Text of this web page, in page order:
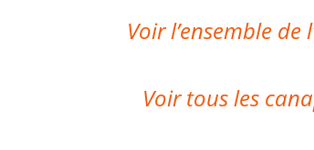
Voir l’ensemble de
Voir tous les